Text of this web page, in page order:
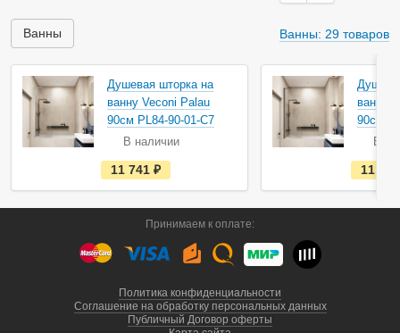
Ванны Ванны: 29 товаров
Душевая шторка на
ванну Veconi Palau
90см PL84-90-01-C7
В наличии
е
с
т
н
л
и
и
11 741
ванну
90см
В
11
Принимаем к оплате:
Политика конфиденциальности
Соглашение на обработку персональных данных
Публичный Договор оферты